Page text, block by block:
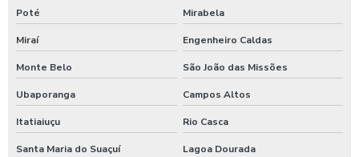
Poté Mirabela
Miraí Engenheiro Caldas
Monte Belo São João das Missões
Ubaporanga Campos Altos
Itatiaiuçu Rio Casca
Santa Maria do Suaçuí Lagoa Dourada